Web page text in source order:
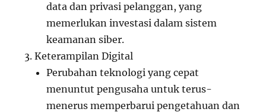
data dan privasi pelanggan, yang
memerlukan investasi dalam sistem
keamanan siber.
Keterampilan Digital
Perubahan teknologi yang cepat
menuntut pengusaha untuk terus-
menerus memperbarui pengetahuan dan